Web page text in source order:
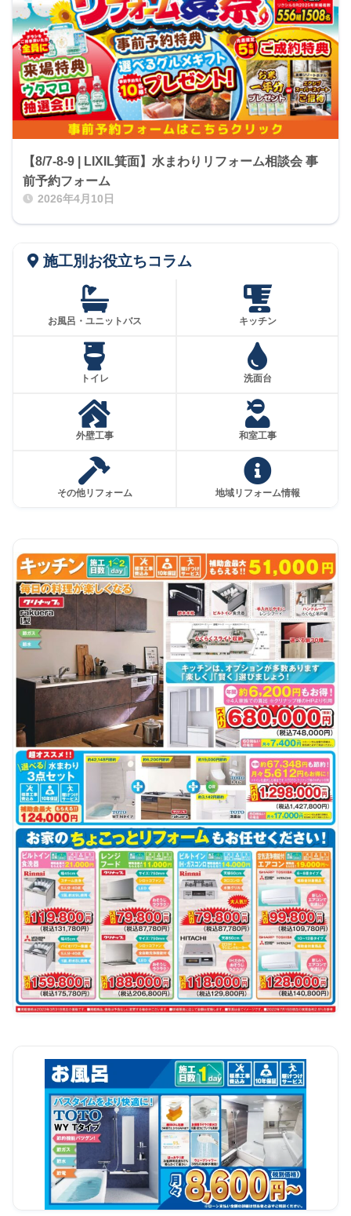
【8/7-8-9 | LIXIL箕面】水まわりリフォーム相談会 事
前予約フォーム
2026年4月10日
施工別お役立ちコラム
お風呂・ユニットバス キッチン
トイレ 洗面台
外壁工事 和室工事
その他リフォーム 地域リフォーム情報